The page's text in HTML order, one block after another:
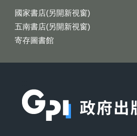
國家書店(另開新視窗)
五南書店(另開新視窗)
寄存圖書館